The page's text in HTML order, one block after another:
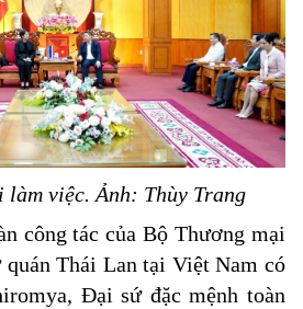
làm việc. Ảnh: Thùy Trang
tác của Bộ Thương mại
Thái Lan tại Việt Nam có
Đại sứ đặc mệnh toàn